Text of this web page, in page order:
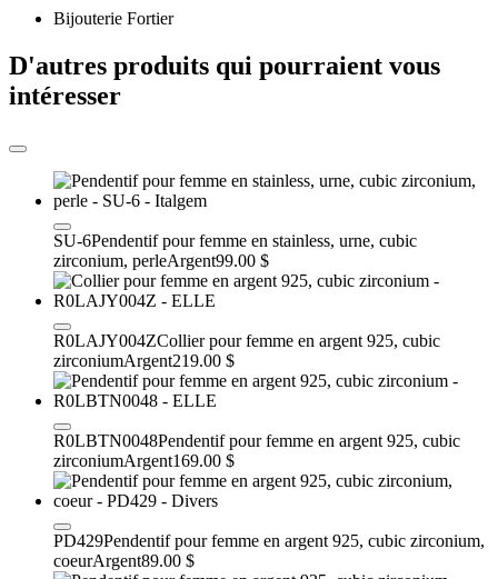
Bijouterie Fortier
D'autres produits qui pourraient vous
intéresser
SU-6Pendentif pour femme en stainless, urne, cubic
zirconium, perleArgent99.00 $
R0LAJY004ZCollier pour femme en argent 925, cubic
zirconiumArgent219.00 $
R0LBTN0048Pendentif pour femme en argent 925, cubic
zirconiumArgent169.00 $
PD429Pendentif pour femme en argent 925, cubic zirconium,
coeurArgent89.00 $